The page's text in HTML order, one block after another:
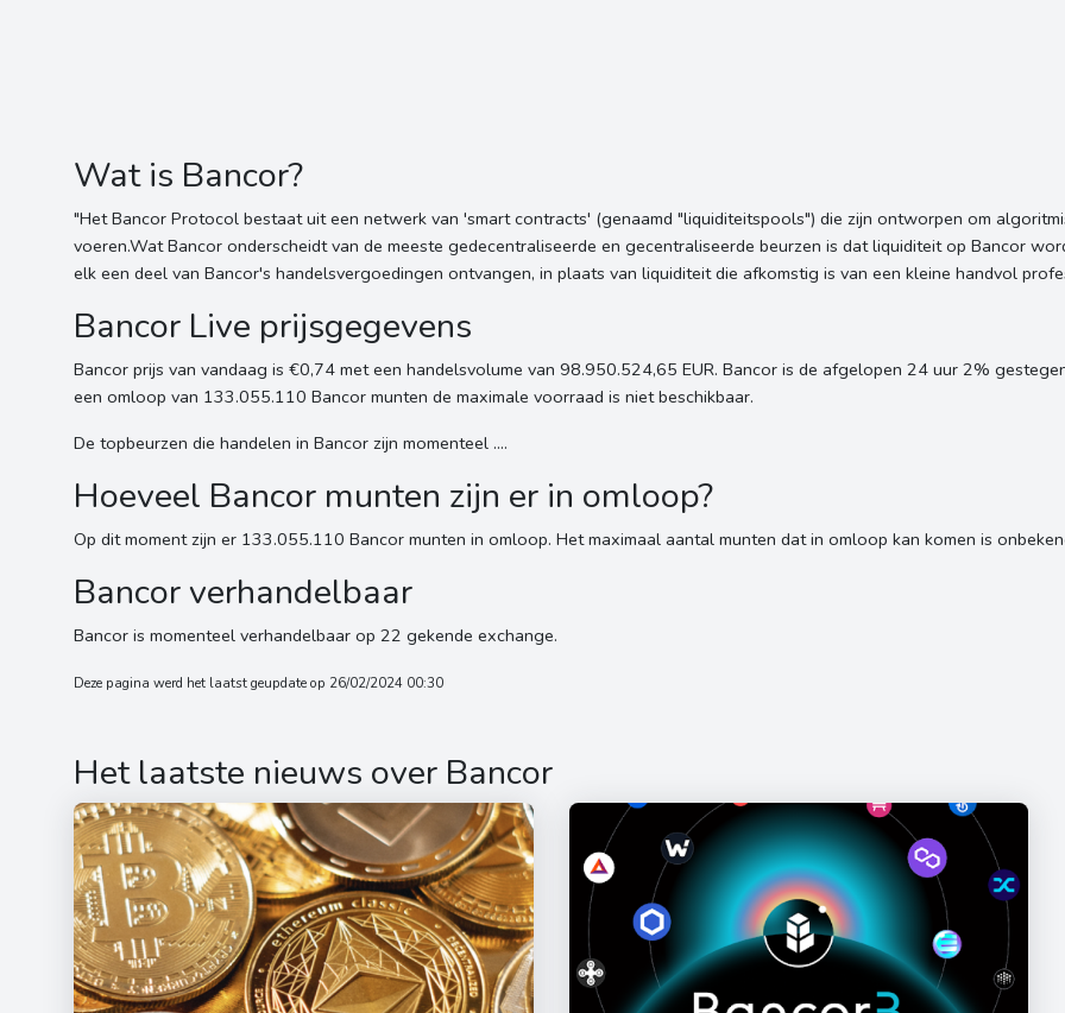
Wat is Bancor?
"Het Bancor Protocol bestaat uit een netwerk van 'smart contracts' (genaamd "liquiditeitspools") die zijn ontworpen om
voeren.Wat Bancor onderscheidt van de meeste gedecentraliseerde en gecentraliseerde beurzen is dat liquiditeit op Bancor
elk een deel van Bancor's handelsvergoedingen ontvangen, in plaats van liquiditeit die afkomstig is van een kleine handvol
Bancor Live prijsgegevens
Bancor prijs van vandaag is €0,74 met een handelsvolume van 98.950.524,65 EUR. Bancor is de afgelopen 24 uur 2%
een omloop van 133.055.110 Bancor munten de maximale voorraad is niet beschikbaar.
De topbeurzen die handelen in Bancor zijn momenteel ....
Hoeveel Bancor munten zijn er in omloop?
Op dit moment zijn er 133.055.110 Bancor munten in omloop. Het maximaal aantal munten dat in omloop kan komen is
Bancor verhandelbaar
Bancor is momenteel verhandelbaar op 22 gekende exchange.
Deze pagina werd het laatst geupdate op 26/02/2024 00:30
Het laatste nieuws over Bancor